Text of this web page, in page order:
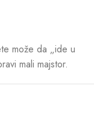
može da „ide u
mali majstor.